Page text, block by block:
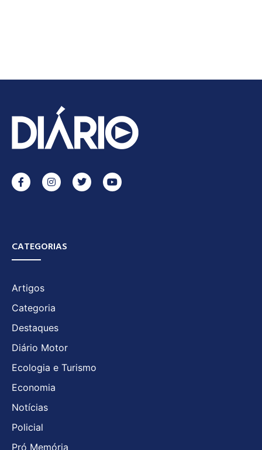
CATEGORIAS
Artigos
Categoria
Destaques
Diário Motor
Ecologia e Turismo
Economia
Notícias
Policial
Pró Memória